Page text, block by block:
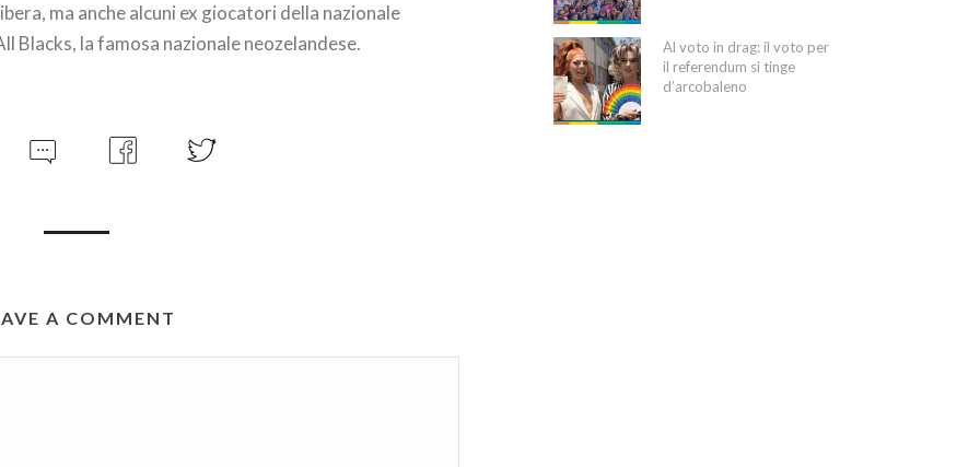
ma anche alcuni ex giocatori della nazionale
Blacks, la famosa nazionale neozelandese.
A COMMENT
Al voto in drag: il voto per
il referendum si tinge
d’arcobaleno